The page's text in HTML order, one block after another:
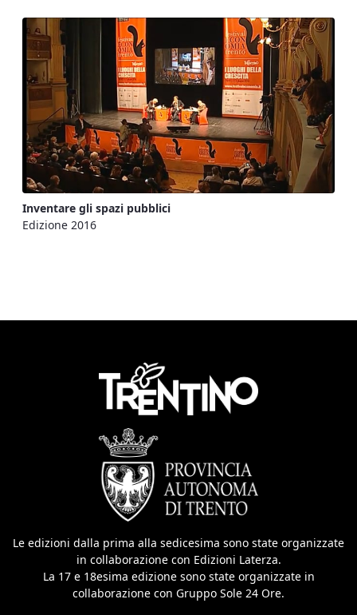
Inventare gli spazi pubblici
Edizione 2016
Le edizioni dalla prima alla sedicesima sono state organizzate
in collaborazione con Edizioni Laterza.
La 17 e 18esima edizione sono state organizzate in
collaborazione con Gruppo Sole 24 Ore.